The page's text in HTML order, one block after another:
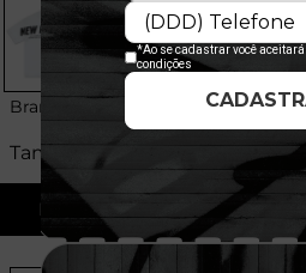
Branco
Tamanhos: